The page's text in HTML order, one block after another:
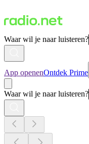
Waar wil je naar luisteren?
App openenOntdek Prime
Waar wil je naar luisteren?